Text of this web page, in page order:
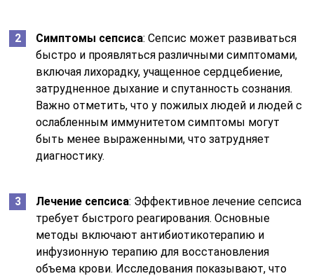
Симптомы сепсиса: Сепсис может развиваться
быстро и проявляться различными симптомами,
включая лихорадку, учащенное сердцебиение,
затрудненное дыхание и спутанность сознания.
Важно отметить, что у пожилых людей и людей с
ослабленным иммунитетом симптомы могут
быть менее выраженными, что затрудняет
диагностику.
Лечение сепсиса: Эффективное лечение сепсиса
требует быстрого реагирования. Основные
методы включают антибиотикотерапию и
инфузионную терапию для восстановления
объема крови. Исследования показывают, что